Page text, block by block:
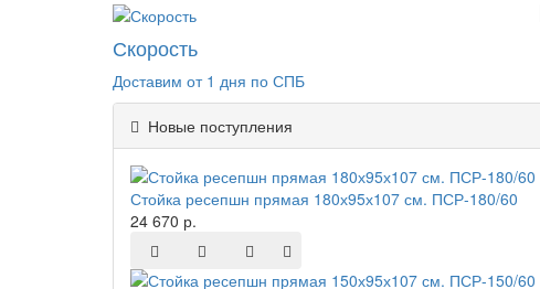
Скорость
Доставим от 1 дня по СПБ
Новые поступления
Стойка ресепшн прямая 180х95х107 см. ПСР-180/60
24 670 р.